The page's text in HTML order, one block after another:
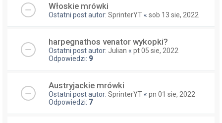
Włoskie mrówki
Ostatni post autor: SprinterYT « sob 13 sie, 2022
harpegnathos venator wykopki?
Ostatni post autor: Julian « pt 05 sie, 2022
Odpowiedzi: 9
Austryjackie mrówki
Ostatni post autor: SprinterYT « pn 01 sie, 2022
Odpowiedzi: 7